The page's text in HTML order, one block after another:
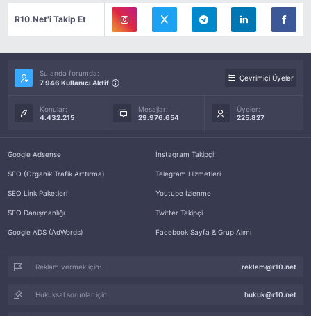
R10.Net'i Takip Et
Şu anda forumda:
7.946 Kullanıcı Aktif
Çevrimiçi Üyeler
Konular:
4.432.215
Mesajlar:
29.976.654
Üyeler:
225.827
Google Adsense
SEO (Organik Trafik Arttırma)
SEO Link Paketleri
SEO Danışmanlığı
Google ADS (AdWords)
İnstagram Takipçi
Telegram Hizmetleri
Youtube İzlenme
Twitter Takipçi
Facebook Sayfa & Grup Alımı
Reklam vermek için: reklam@r10.net
Hukuksal sorunlar için: hukuk@r10.net